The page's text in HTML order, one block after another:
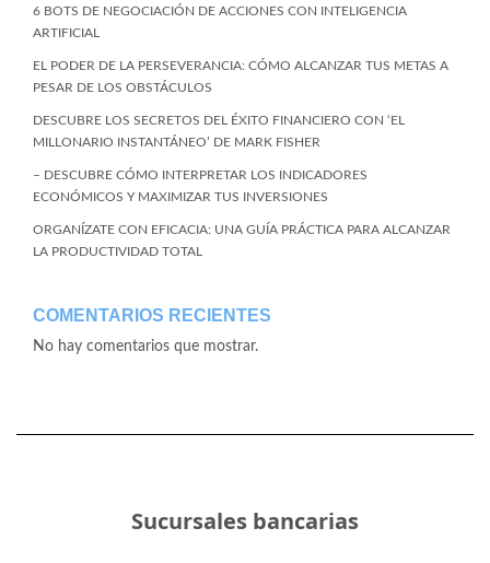
6 BOTS DE NEGOCIACIÓN DE ACCIONES CON INTELIGENCIA
ARTIFICIAL
EL PODER DE LA PERSEVERANCIA: CÓMO ALCANZAR TUS METAS A
PESAR DE LOS OBSTÁCULOS
DESCUBRE LOS SECRETOS DEL ÉXITO FINANCIERO CON ‘EL
MILLONARIO INSTANTÁNEO’ DE MARK FISHER
– DESCUBRE CÓMO INTERPRETAR LOS INDICADORES
ECONÓMICOS Y MAXIMIZAR TUS INVERSIONES
ORGANÍZATE CON EFICACIA: UNA GUÍA PRÁCTICA PARA ALCANZAR
LA PRODUCTIVIDAD TOTAL
COMENTARIOS RECIENTES
No hay comentarios que mostrar.
Sucursales bancarias